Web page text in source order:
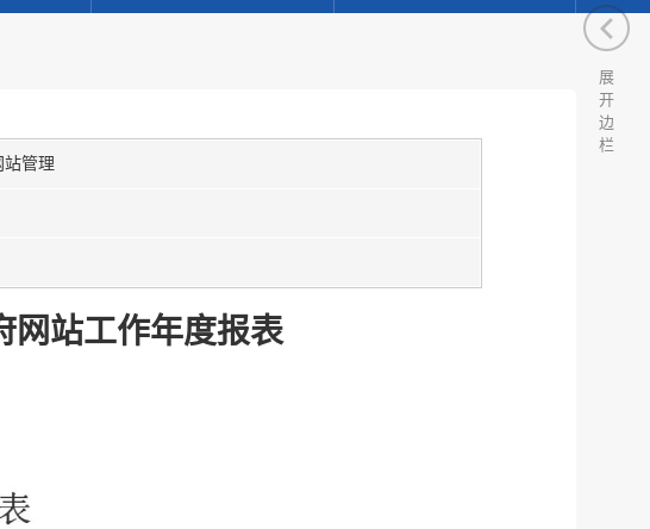
站管理
网站工作年度报表
展
开
边
栏